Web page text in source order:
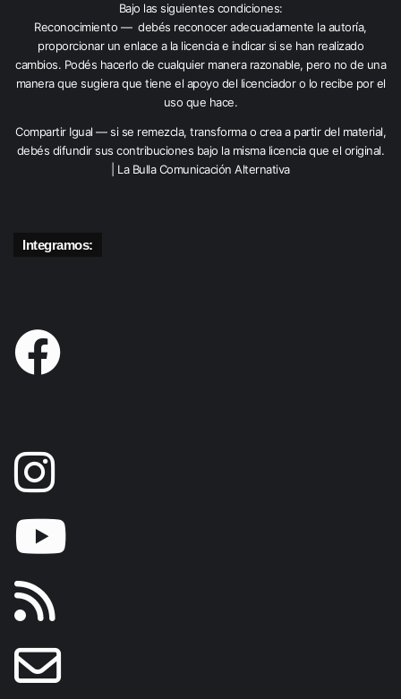
Bajo las siguientes condiciones:
Reconocimiento — debés reconocer adecuadamente la autoría,
proporcionar un enlace a la licencia e indicar si se han realizado
cambios. Podés hacerlo de cualquier manera razonable, pero no de una
manera que sugiera que tiene el apoyo del licenciador o lo recibe por el
uso que hace.
Compartir Igual — si se remezcla, transforma o crea a partir del material,
debés difundir sus contribuciones bajo la misma licencia que el original.
| La Bulla Comunicación Alternativa
Integramos: